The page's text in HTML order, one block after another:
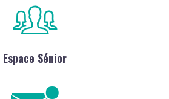
Espace Sénior